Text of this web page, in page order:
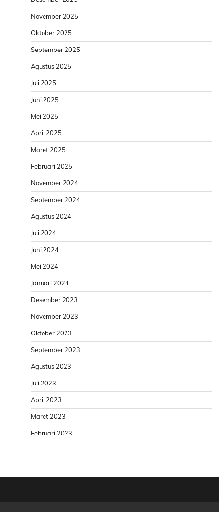
November 2025
Oktober 2025
September 2025
Agustus 2025
Juli 2025
Juni 2025
Mei 2025
April 2025
Maret 2025
Februari 2025
November 2024
September 2024
Agustus 2024
Juli 2024
Juni 2024
Mei 2024
Januari 2024
Desember 2023
November 2023
Oktober 2023
September 2023
Agustus 2023
Juli 2023
April 2023
Maret 2023
Februari 2023